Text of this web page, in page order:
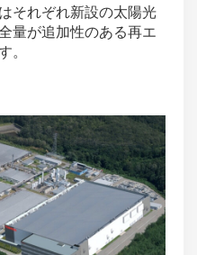
それぞれ新設の太陽光
量が追加性のある再エ
。